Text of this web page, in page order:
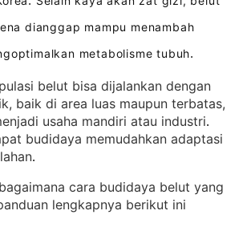
dianggap mampu menambah
metabolisme tubuh.
belut bisa dijalankan dengan
baik di area luas maupun terbatas,
usaha mandiri atau industri
budidaya memudahkan adaptasi
.
cara budidaya belut yang
lengkapnya berikut ini